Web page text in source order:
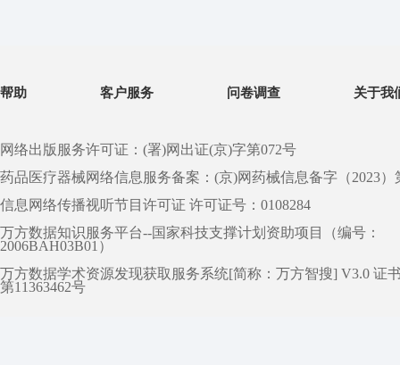
帮助 客户服务 问卷调查 关于我
网络出版服务许可证：(署)网出证(京)字第072号
药品医疗器械网络信息服务备案：(京)网药械信息备字（2023）
信息网络传播视听节目许可证 许可证号：0108284
万方数据知识服务平台--国家科技支撑计划资助项目（编号：
2006BAH03B01）
万方数据学术资源发现获取服务系统[简称：万方智搜] V3.0 证
第11363462号